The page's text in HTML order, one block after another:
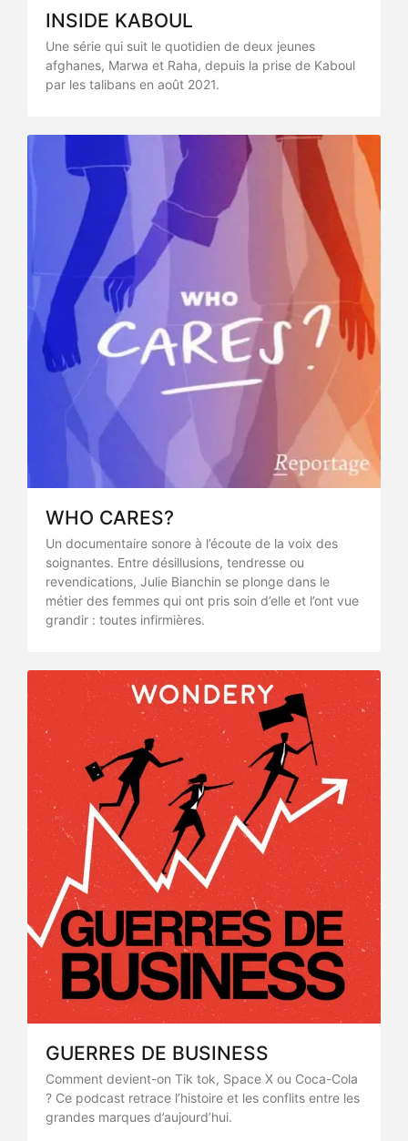
INSIDE KABOUL
Une série qui suit le quotidien de deux jeunes
afghanes, Marwa et Raha, depuis la prise de Kaboul
par les talibans en août 2021.
WHO CARES?
Un documentaire sonore à l’écoute de la voix des
soignantes. Entre désillusions, tendresse ou
revendications, Julie Bianchin se plonge dans le
métier des femmes qui ont pris soin d’elle et l’ont vue
grandir : toutes infirmières.
GUERRES DE BUSINESS
Comment devient-on Tik tok, Space X ou Coca-Cola
? Ce podcast retrace l’histoire et les conflits entre les
grandes marques d’aujourd’hui.